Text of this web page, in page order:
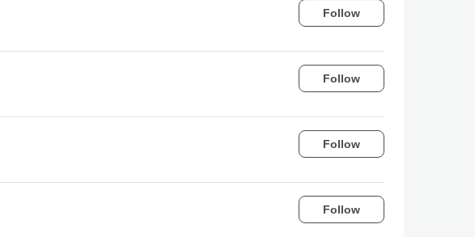
Follow
Follow
Follow
Follow